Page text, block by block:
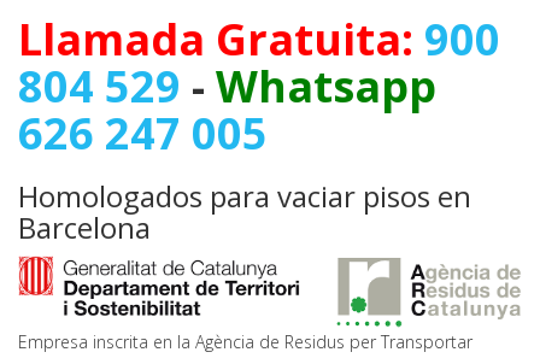
Llamada Gratuita: 900
804 529 - Whatsapp
626 247 005
Homologados para vaciar pisos en
Barcelona
Empresa inscrita en la Agència de Residus per Transportar